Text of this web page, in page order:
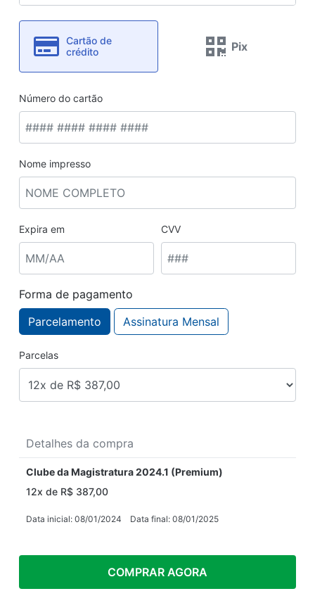
Cartão de
crédito
Pix
Número do cartão
Nome impresso
Expira em CVV
Forma de pagamento
Parcelamento
Assinatura Mensal
Parcelas
Detalhes da compra
Clube da Magistratura 2024.1 (Premium)
12x de R$ 387,00
Data inicial: 08/01/2024 Data final: 08/01/2025
COMPRAR AGORA